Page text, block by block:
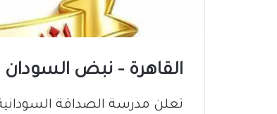
القاهرة – نبض السودان
تعلن مدرسة الصداقة